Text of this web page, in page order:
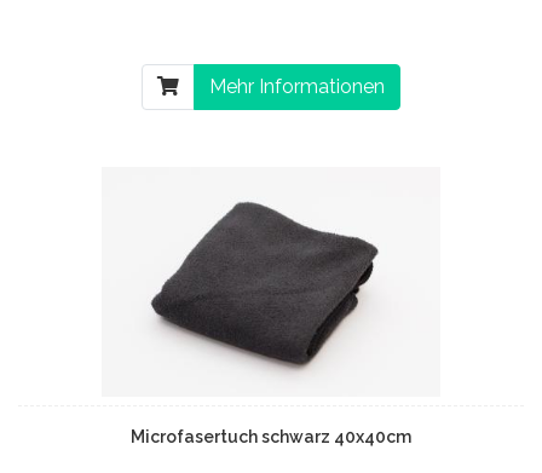
Mehr Informationen
Microfasertuch schwarz 40x40cm